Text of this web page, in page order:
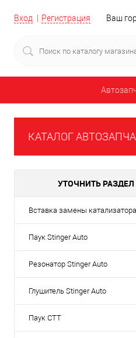
Вход Регистрация Ваш
КАТАЛОГ
УТОЧНИТЬ РАЗДЕЛ
Вставка замены катализатора
Паук Stinger Auto
Резонатор Stinger Auto
Глушитель Stinger Auto
Паук СТТ